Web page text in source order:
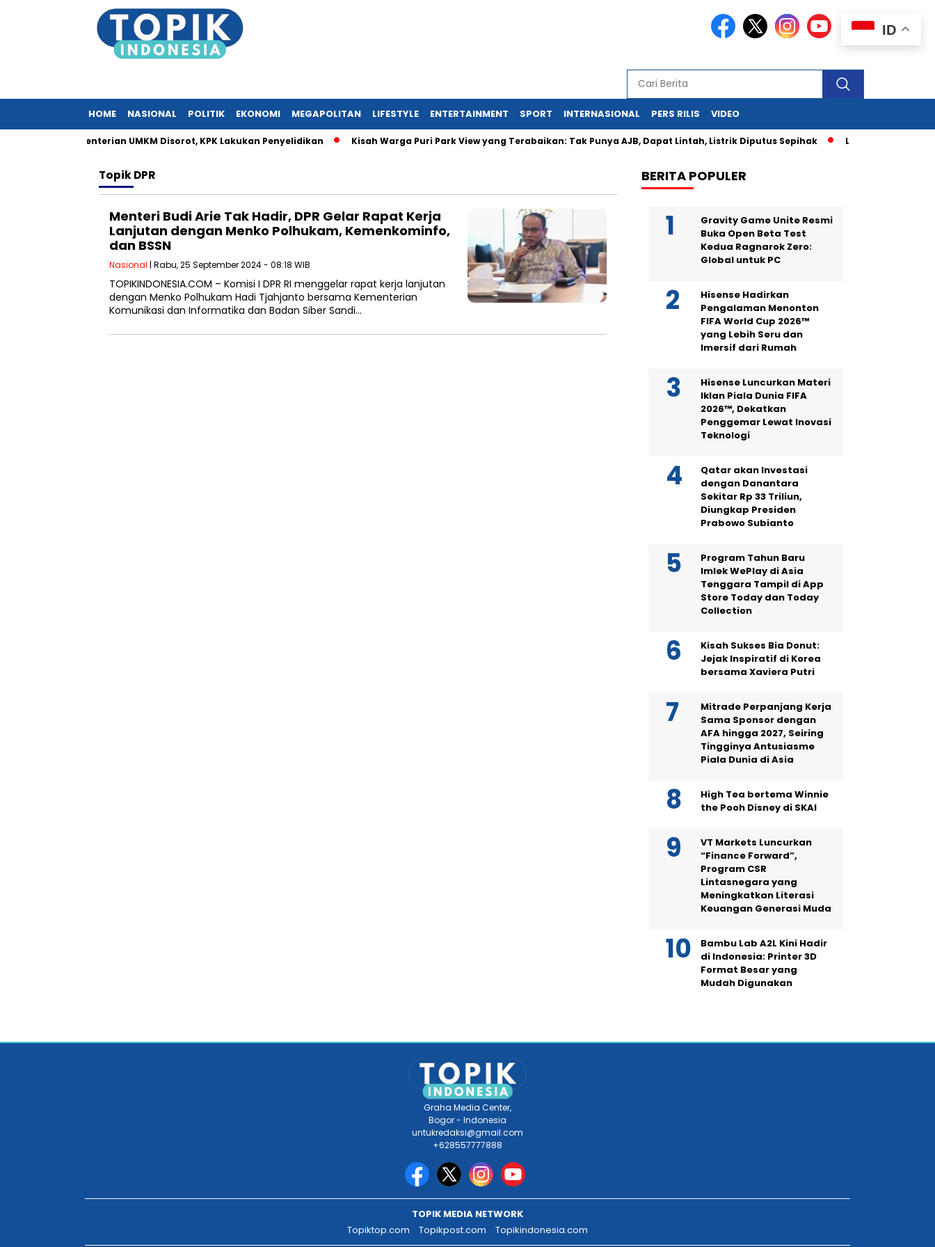
HOME NASIONAL POLITIK EKONOMI MEGAPOLITAN LIFESTYLE ENTERTAINMENT SPORT INTERNASIONAL PERS RILIS VIDEO
Surat Kementerian UMKM Disorot, KPK Lakukan Penyelidikan Kisah Warga Puri Park View yang Terabaikan: Tak Punya AJB, Dapat Lintah, Listrik Diputus Sepihak Los Angeles
TopikDPR
Menteri Budi Arie Tak Hadir, DPR Gelar Rapat Kerja
Lanjutan dengan Menko Polhukam, Kemenkominfo,
dan BSSN
Nasional | Rabu, 25 September 2024 - 08:18 WIB
TOPIKINDONESIA.COM – Komisi I DPR RI menggelar rapat kerja lanjutan
dengan Menko Polhukam Hadi Tjahjanto bersama Kementerian
Komunikasi dan Informatika dan Badan Siber Sandi…
BERITA POPULER
Gravity Game Unite Resmi
Buka Open Beta Test
Kedua Ragnarok Zero:
Global untuk PC
Hisense Hadirkan
Pengalaman Menonton
FIFA World Cup 2026™
yang Lebih Seru dan
Imersif dari Rumah
Hisense Luncurkan Materi
Iklan Piala Dunia FIFA
2026™, Dekatkan
Penggemar Lewat Inovasi
Teknologi
Qatar akan Investasi
dengan Danantara
Sekitar Rp 33 Triliun,
Diungkap Presiden
Prabowo Subianto
Program Tahun Baru
Imlek WePlay di Asia
Tenggara Tampil di App
Store Today dan Today
Collection
Kisah Sukses Bia Donut:
Jejak Inspiratif di Korea
bersama Xaviera Putri
Mitrade Perpanjang Kerja
Sama Sponsor dengan
AFA hingga 2027, Seiring
Tingginya Antusiasme
Piala Dunia di Asia
High Tea bertema Winnie
the Pooh Disney di SKAI
VT Markets Luncurkan
“Finance Forward”,
Program CSR
Lintasnegara yang
Meningkatkan Literasi
Keuangan Generasi Muda
Bambu Lab A2L Kini Hadir
di Indonesia: Printer 3D
Format Besar yang
Mudah Digunakan
ID
Graha Media Center,
Bogor - Indonesia
untukredaksi@gmail.com
+628557777888
TOPIK MEDIA NETWORK
Topiktop.com
Topikpost.com Topikindonesia.com